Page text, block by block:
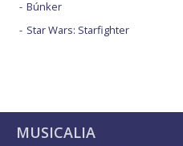
Búnker
Star Wars: Starfighter
MUSICALIA